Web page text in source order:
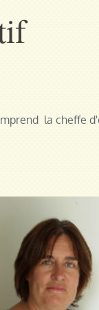
la cheffe